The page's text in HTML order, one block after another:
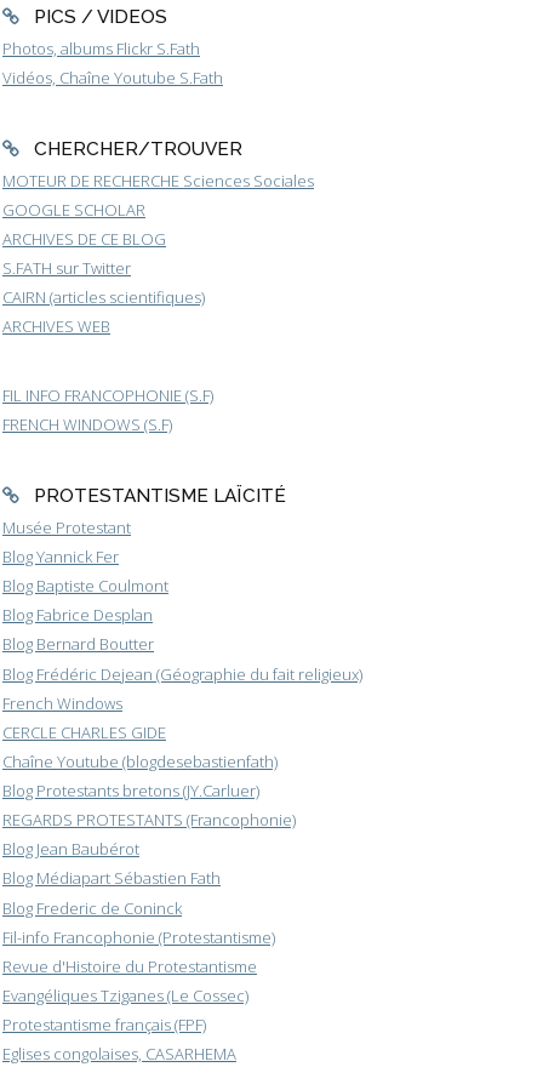
PICS / VIDEOS
Photos, albums Flickr S.Fath
Vidéos, Chaîne Youtube S.Fath
CHERCHER/TROUVER
MOTEUR DE RECHERCHE Sciences Sociales
GOOGLE SCHOLAR
ARCHIVES DE CE BLOG
S.FATH sur Twitter
CAIRN (articles scientifiques)
ARCHIVES WEB
FIL INFO FRANCOPHONIE (S.F)
FRENCH WINDOWS (S.F)
PROTESTANTISME LAÏCITÉ
Musée Protestant
Blog Yannick Fer
Blog Baptiste Coulmont
Blog Fabrice Desplan
Blog Bernard Boutter
Blog Frédéric Dejean (Géographie du fait religieux)
French Windows
CERCLE CHARLES GIDE
Chaîne Youtube (blogdesebastienfath)
Blog Protestants bretons (JY.Carluer)
REGARDS PROTESTANTS (Francophonie)
Blog Jean Baubérot
Blog Médiapart Sébastien Fath
Blog Frederic de Coninck
Fil-info Francophonie (Protestantisme)
Revue d'Histoire du Protestantisme
Evangéliques Tziganes (Le Cossec)
Protestantisme français (FPF)
Eglises congolaises, CASARHEMA